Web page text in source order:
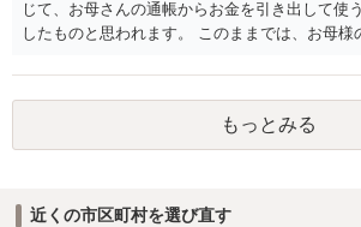
相談者様が支払う必要はないでしょう。 なお，
たような事情は，一般的に介護費等の分担割合
じて、お母さんの通帳からお金を引き出して使
したものと思われます。 このままでは、お母様
って通帳とカードの盗難届を出し、新たに通帳
らうことです。 そして、貸金庫に預けるなどし
うにするのが良いでしょう。 また、成年後見の
人が管理できるようにすることも必要かと思い
めします。
もっとみる
近くの市区町村を選び直す